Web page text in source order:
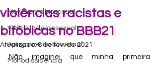
Movimento bissexual
Visibilidade bissexual
Apagamento bissexual
Monodissidência
violências racistas e
bifóbicas no BBB21
Atualizado:8 de fev. de 2021
Não imaginei que minha primeira